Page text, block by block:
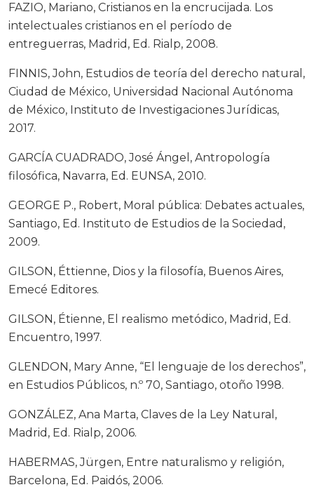
FAZIO, Mariano, Cristianos en la encrucijada. Los
intelectuales cristianos en el período de
entreguerras, Madrid, Ed. Rialp, 2008.
FINNIS, John, Estudios de teoría del derecho natural,
Ciudad de México, Universidad Nacional Autónoma
de México, Instituto de Investigaciones Jurídicas,
2017.
GARCÍA CUADRADO, José Ángel, Antropología
filosófica, Navarra, Ed. EUNSA, 2010.
GEORGE P., Robert, Moral pública: Debates actuales,
Santiago, Ed. Instituto de Estudios de la Sociedad,
2009.
GILSON, Éttienne, Dios y la filosofía, Buenos Aires,
Emecé Editores.
GILSON, Étienne, El realismo metódico, Madrid, Ed.
Encuentro, 1997.
GLENDON, Mary Anne, “El lenguaje de los derechos”,
en Estudios Públicos, n.º 70, Santiago, otoño 1998.
GONZÁLEZ, Ana Marta, Claves de la Ley Natural,
Madrid, Ed. Rialp, 2006.
HABERMAS, Jürgen, Entre naturalismo y religión,
Barcelona, Ed. Paidós, 2006.